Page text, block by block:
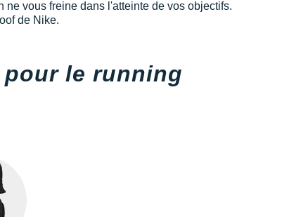
vous freine dans l'atteinte de vos objectifs.
de Nike.
pour le running